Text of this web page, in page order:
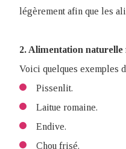
légèrement afin que les
2. Alimentation
Voici quelques exemples
Pissenlit.
Laitue romaine.
Endive.
Chou frisé.